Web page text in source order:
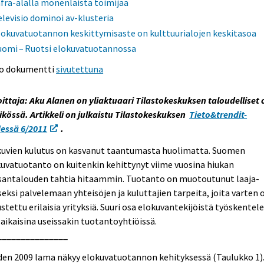
alalla monenlaista toimijaa
dominoi av-klusteria
keskittymisaste on kulttuurialojen keskitasoa
– Ruotsi elokuvatuotannossa
dokumenttisivutettuna
Aku Alanen on yliaktuaari Tilastokeskuksen taloudelliset
Artikkeli on julkaistu Tilastokeskuksen Tieto&trendit-
6/2011
.
kulutus on kasvanut taantumasta huolimatta. Suomen
on kuitenkin kehittynyt viime vuosina hiukan
tahtia hitaammin. Tuotanto on muotoutunut laaja-
palvelemaan yhteisöjen ja kuluttajien tarpeita, joita varten
erilaisia yrityksiä. Suuri osa elokuvantekijöistä
useissakin tuotantoyhtiöissä.
2009 lama näkyy elokuvatuotannon kehityksessä (Taulukko 1).